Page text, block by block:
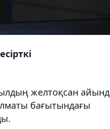
желтоқсан
бағытындағы